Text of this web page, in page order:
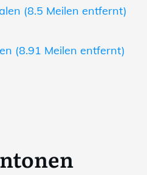
(8.5 Meilen entfernt)
(8.91 Meilen entfernt)